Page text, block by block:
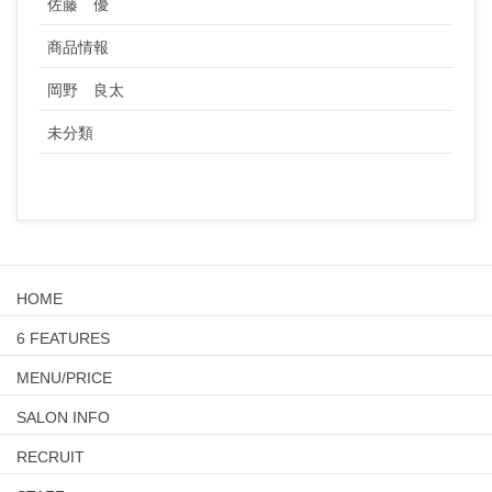
佐藤 優
商品情報
岡野 良太
未分類
HOME
6 FEATURES
MENU/PRICE
SALON INFO
RECRUIT